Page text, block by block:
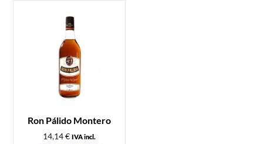
Ron Pálido Montero
14,14€ IVA incl.